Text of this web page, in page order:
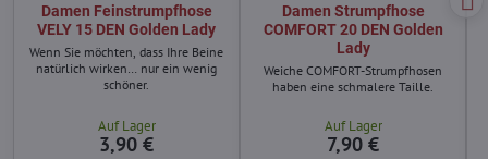
Damen Feinstrumpfhose
VELY 15 DEN Golden Lady
Wenn Sie möchten, dass Ihre Beine
natürlich wirken… nur ein wenig
schöner.
Auf Lager
3,90 €
Damen Strumpfhose
COMFORT 20 DEN Golden
Lady
Weiche COMFORT-Strumpfhosen
haben eine schmalere Taille.
Auf Lager
7,90 €